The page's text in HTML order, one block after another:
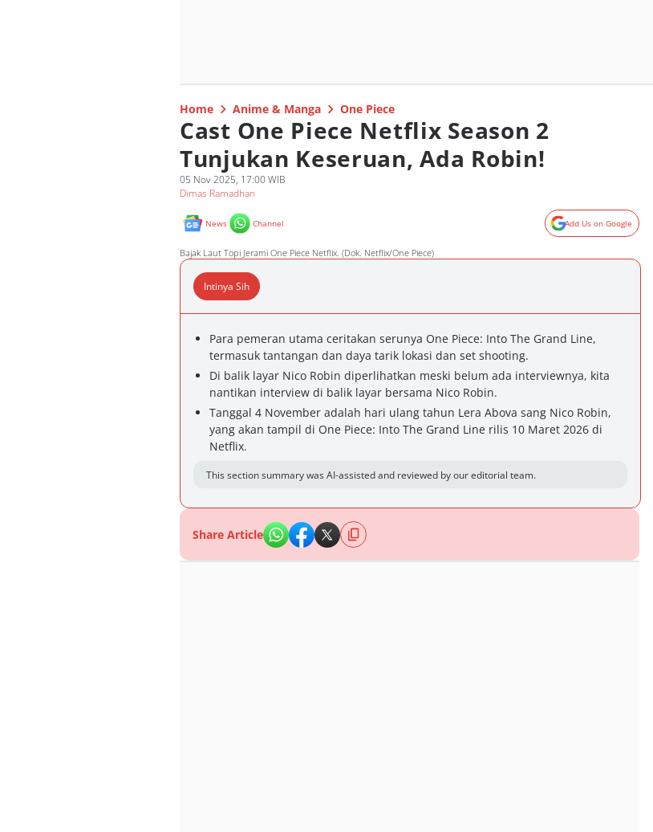
Home Anime & Manga One Piece
Cast One Piece Netflix Season 2
Tunjukan Keseruan, Ada Robin!
05 Nov 2025, 17:00 WIB
Dimas Ramadhan
News Channel Add Us on Google
Bajak Laut Topi Jerami One Piece Netflix. (Dok. Netflix/One Piece)
Intinya Sih
Para pemeran utama ceritakan serunya One Piece: Into The Grand Line,
termasuk tantangan dan daya tarik lokasi dan set shooting.
Di balik layar Nico Robin diperlihatkan meski belum ada interviewnya, kita
nantikan interview di balik layar bersama Nico Robin.
Tanggal 4 November adalah hari ulang tahun Lera Abova sang Nico Robin,
yang akan tampil di One Piece: Into The Grand Line rilis 10 Maret 2026 di
Netflix.
This section summary was AI-assisted and reviewed by our editorial team.
Share Article